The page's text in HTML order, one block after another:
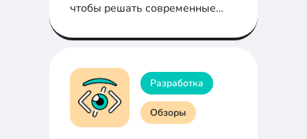
чтобы решать современные
разработчиков. Вот 12 новых
пригодиться.
Разработка
Обзоры